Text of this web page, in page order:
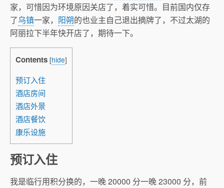
家，可惜因为环境原因关店了，着实可惜。目前国内仅存
了乌镇一家， 阳朔的也业主自己退出摘牌了，不过太湖的
阿丽拉下半年快开店了，期待一下。
Contents [hide]
预订入住
酒店房间
酒店外景
酒店餐饮
康乐设施
预订入住
我是临行用积分换的，一晚 20000 分一晚 23000 分，前